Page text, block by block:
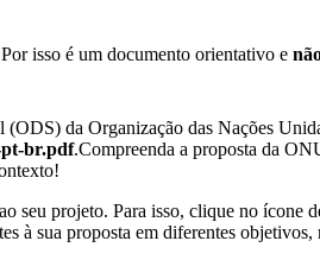
isso é um documento orientativo e
(ODS) da Organização das Nações
pt-br.pdf.Compreenda a proposta da
seu projeto. Para isso, clique no
à sua proposta em diferentes